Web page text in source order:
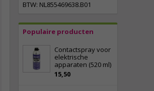
BTW: NL855469638.B01
Populaire producten
Contactspray voor
elektrische
apparaten (520 ml)
15,50